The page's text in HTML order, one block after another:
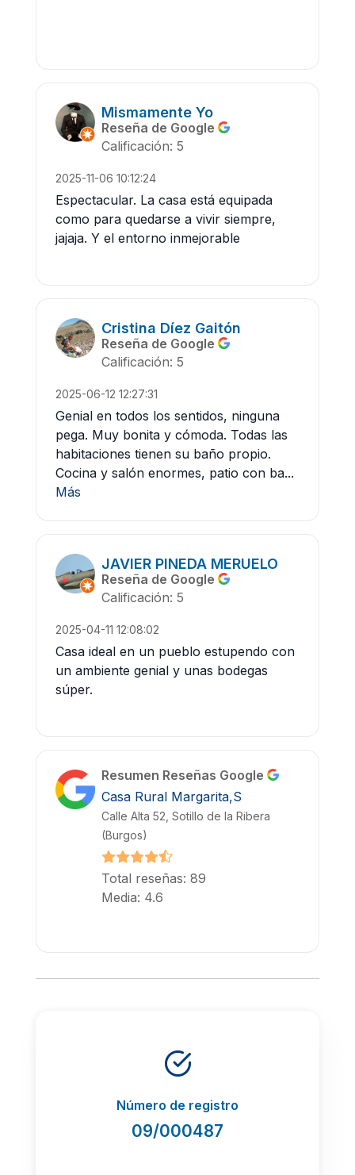
Mismamente Yo
Reseña de Google
Calificación: 5
2025-11-06 10:12:24
Espectacular. La casa está equipada
como para quedarse a vivir siempre,
jajaja. Y el entorno inmejorable
Cristina Díez Gaitón
Reseña de Google
Calificación: 5
2025-06-12 12:27:31
Genial en todos los sentidos, ninguna
pega. Muy bonita y cómoda. Todas las
habitaciones tienen su baño propio.
Cocina y salón enormes, patio con ba...
Más
JAVIER PINEDA MERUELO
Reseña de Google
Calificación: 5
2025-04-11 12:08:02
Casa ideal en un pueblo estupendo con
un ambiente genial y unas bodegas
súper.
Resumen Reseñas Google
Casa Rural Margarita,S
Calle Alta 52, Sotillo de la Ribera
(Burgos)
Total reseñas: 89
Media: 4.6
Número de registro
09/000487